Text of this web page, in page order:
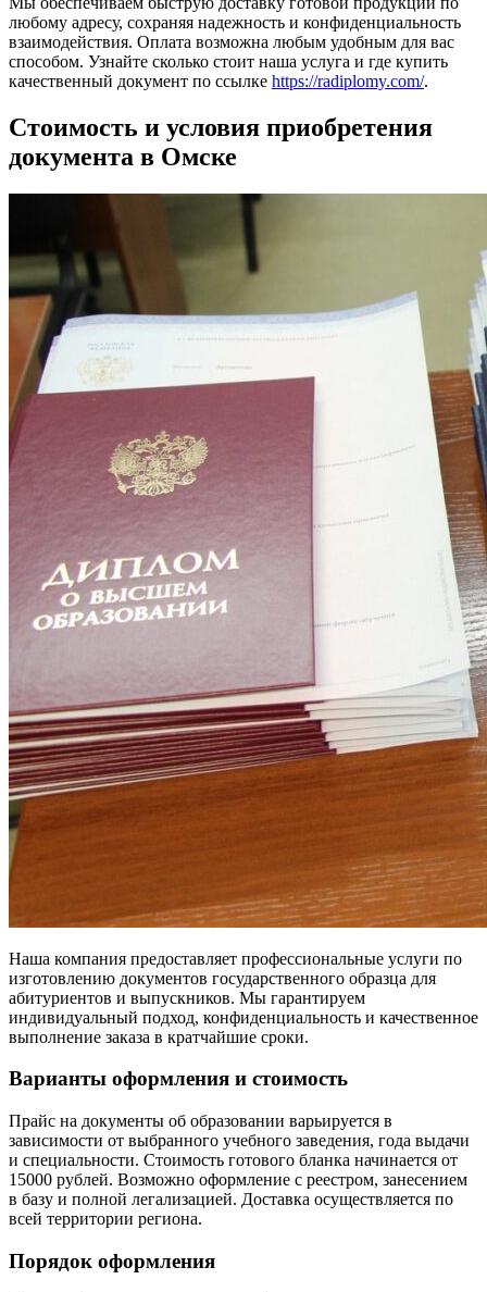
любому адресу, сохраняя надежность и конфиденциальность
взаимодействия. Оплата возможна любым удобным для вас
способом. Узнайте сколько стоит наша услуга и где купить
качественный документ по ссылке https://radiplomy.com/.
Стоимость и условия приобретения
документа в Омске
Наша компания предоставляет профессиональные услуги по
изготовлению документов государственного образца для
абитуриентов и выпускников. Мы гарантируем
индивидуальный подход, конфиденциальность и качественное
выполнение заказа в кратчайшие сроки.
Варианты оформления и стоимость
Прайс на документы об образовании варьируется в
зависимости от выбранного учебного заведения, года выдачи
и специальности. Стоимость готового бланка начинается от
15000 рублей. Возможно оформление с реестром, занесением
в базу и полной легализацией. Доставка осуществляется по
всей территории региона.
Порядок оформления